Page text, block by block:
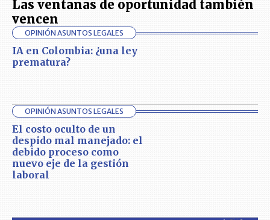
Las ventanas de oportunidad también
vencen
OPINIÓN ASUNTOS LEGALES
IA en Colombia: ¿una ley
prematura?
OPINIÓN ASUNTOS LEGALES
El costo oculto de un
despido mal manejado: el
debido proceso como
nuevo eje de la gestión
laboral